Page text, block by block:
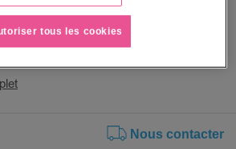
durabilité : revêtement
housse amovible lavable et
avec une démarche écoresponsable
Nous contacter
tous les cookies